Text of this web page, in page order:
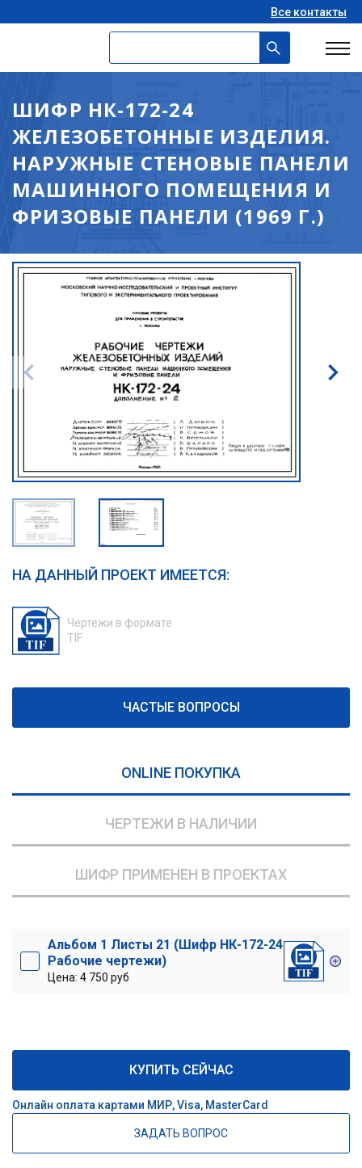
Все контакты
ШИФР НК-172-24
ЖЕЛЕЗОБЕТОННЫЕ ИЗДЕЛИЯ.
НАРУЖНЫЕ СТЕНОВЫЕ ПАНЕЛИ
МАШИННОГО ПОМЕЩЕНИЯ И
ФРИЗОВЫЕ ПАНЕЛИ (1969 Г.)
НА ДАННЫЙ ПРОЕКТ ИМЕЕТСЯ:
Чертежи в формате
TIF
ЧАСТЫЕ ВОПРОСЫ
ONLINE ПОКУПКА
ЧЕРТЕЖИ В НАЛИЧИИ
ШИФР ПРИМЕНЕН В ПРОЕКТАХ
Альбом 1 Листы 21 (Шифр НК-172-24
Рабочие чертежи)
Цена: 4 750 руб
КУПИТЬ СЕЙЧАС
Онлайн оплата картами МИР, Visa, MasterCard
ЗАДАТЬ ВОПРОС